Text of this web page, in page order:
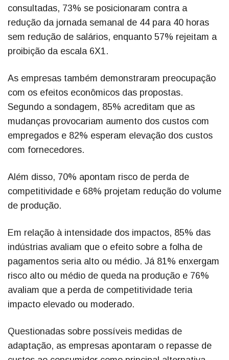
consultadas, 73% se posicionaram contra a
redução da jornada semanal de 44 para 40 horas
sem redução de salários, enquanto 57% rejeitam a
proibição da escala 6X1.
As empresas também demonstraram preocupação
com os efeitos econômicos das propostas.
Segundo a sondagem, 85% acreditam que as
mudanças provocariam aumento dos custos com
empregados e 82% esperam elevação dos custos
com fornecedores.
Além disso, 70% apontam risco de perda de
competitividade e 68% projetam redução do volume
de produção.
Em relação à intensidade dos impactos, 85% das
indústrias avaliam que o efeito sobre a folha de
pagamentos seria alto ou médio. Já 81% enxergam
risco alto ou médio de queda na produção e 76%
avaliam que a perda de competitividade teria
impacto elevado ou moderado.
Questionadas sobre possíveis medidas de
adaptação, as empresas apontaram o repasse de